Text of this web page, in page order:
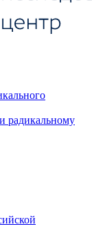
радикальному